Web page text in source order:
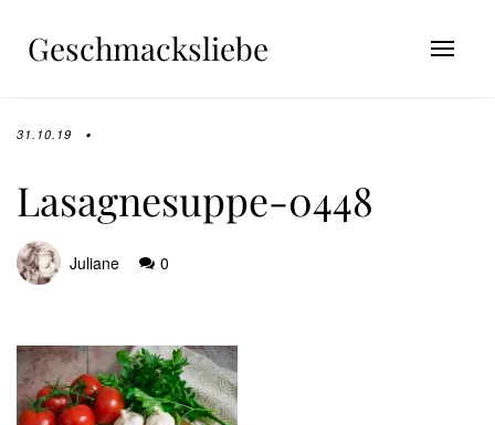
Geschmacksliebe
31.10.19
Lasagnesuppe-0448
Juliane 0